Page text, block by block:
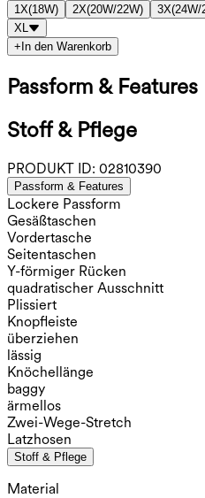
1X(18W) 2X(20W/22W) 3X(24W/
XL
+ In den Warenkorb
Passform & Features
Stoff & Pflege
PRODUKT ID: 02810390
Passform & Features
Lockere Passform
Gesäßtaschen
Vordertasche
Seitentaschen
Y-förmiger Rücken
quadratischer Ausschnitt
Plissiert
Knopfleiste
überziehen
lässig
Knöchellänge
baggy
ärmellos
Zwei-Wege-Stretch
Latzhosen
Stoff & Pflege
Material